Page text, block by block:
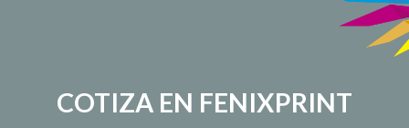
COTIZA EN FENIXPRINT